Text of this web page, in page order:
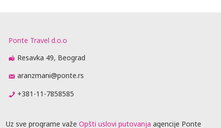
Ponte Travel d.o.o
Resavka 49, Beograd
aranzmani@ponte.rs
+381-11-7858585
Uz sve programe važe Opšti uslovi putovanja agencije Ponte